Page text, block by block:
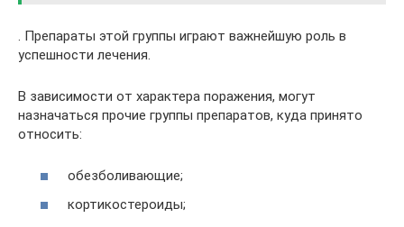
. Препараты этой группы играют важнейшую роль в
успешности лечения.
В зависимости от характера поражения, могут
назначаться прочие группы препаратов, куда принято
относить:
обезболивающие;
кортикостероиды;